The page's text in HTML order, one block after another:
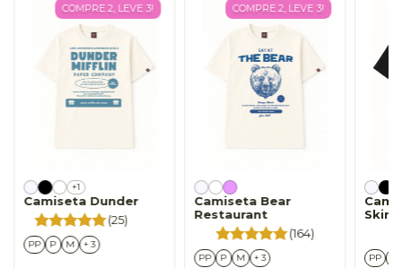
COMPRE 2, LEVE 3!
+1
Camiseta Dunder
(25)
PP P M + 3
COMPRE 2, LEVE 3!
Camiseta Bear
Restaurant
(164)
PP P M + 3
Skin
PP